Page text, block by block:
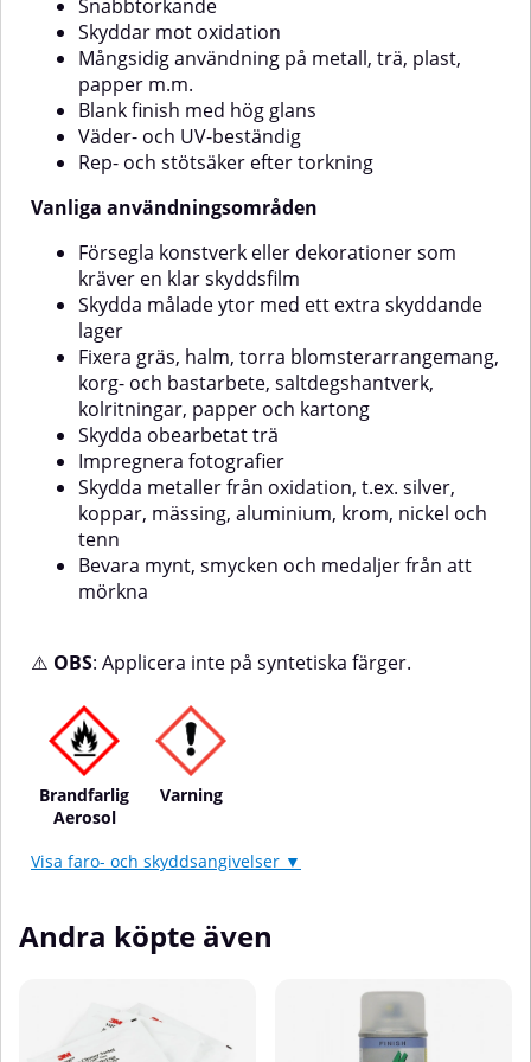
bastarbete, saltdegshantverk,
kolritningar, papper och
kartongSkydda obearbetat
träImpregnera fotografierSkydda
metaller från oxidation, t.ex.
silver, koppar, mässing,
aluminium, krom, nickel och
tennBevara mynt, smycken och
Applicera inte på syntetiska
rekommenderas ett vitt underlag
och eventuell grundfärg.Skydda
maskering.AppliceringSkaka
sprayburken i minst 3 minuter
före användning.Testspraya på
en dold yta för att kontrollera
vidhäftning.Spraya i flera tunna
mellan munstycke och yta.Låt
torka mellan varje lager.⚠️
Använd ej på syntetfärger.
Snabbtorkande
Skyddar mot oxidation
Mångsidig användning på metall, trä, plast,
papper m.m.
Blank finish med hög glans
Väder- och UV-beständig
Rep- och stötsäker efter torkning
Vanliga användningsområden
Försegla konstverk eller dekorationer som
kräver en klar skyddsfilm
Skydda målade ytor med ett extra skyddande
lager
Fixera gräs, halm, torra blomsterarrangemang,
korg- och bastarbete, saltdegshantverk,
kolritningar, papper och kartong
Skydda obearbetat trä
Impregnera fotografier
Skydda metaller från oxidation, t.ex. silver,
koppar, mässing, aluminium, krom, nickel och
tenn
Bevara mynt, smycken och medaljer från att
mörkna
⚠️ OBS: Applicera inte på syntetiska färger.
Brandfarlig
Aerosol
Varning
Visa faro- och skyddsangivelser ▼
Andra köpte även